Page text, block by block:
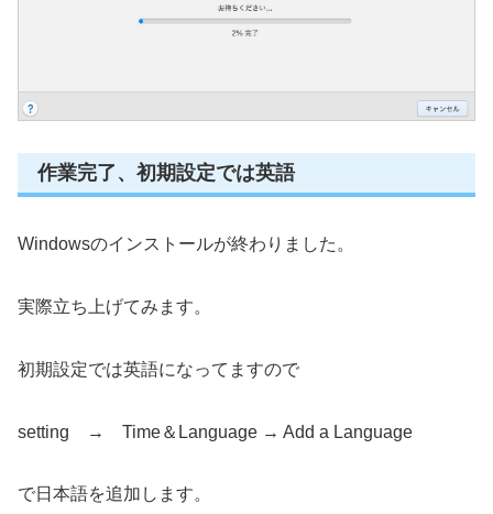
作業完了、初期設定では英語
Windowsのインストールが終わりました。
実際立ち上げてみます。
初期設定では英語になってますので
setting → Time＆Language → Add a Language
で日本語を追加します。